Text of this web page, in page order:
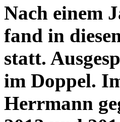
Nach einem
fand in
statt.
im Doppel.
Herrmann